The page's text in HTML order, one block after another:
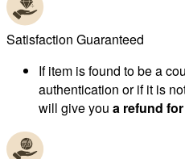
Satisfaction Guaranteed
If item is found to be a
authentication or if it is
will give you a refund